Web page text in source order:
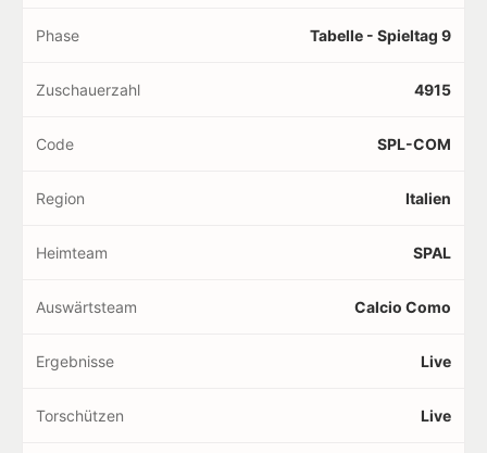
Phase Tabelle - Spieltag 9
Zuschauerzahl 4915
Code SPL-COM
Region Italien
Heimteam SPAL
Auswärtsteam Calcio Como
Ergebnisse Live
Torschützen Live